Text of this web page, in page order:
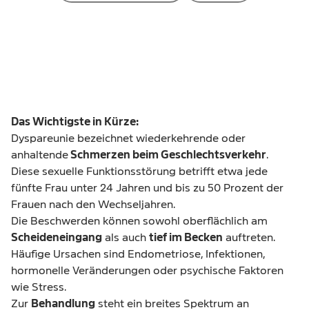
Das Wichtigste in Kürze:
Dyspareunie bezeichnet wiederkehrende oder
anhaltendeSchmerzen beim Geschlechtsverkehr.
Diese sexuelle Funktionsstörung betrifft etwa jede
fünfte Frau unter 24 Jahren und bis zu 50 Prozent der
Frauen nach den Wechseljahren.
Die Beschwerden können sowohl oberflächlich am
Scheideneingang als auch tief im Becken auftreten.
Häufige Ursachen sind Endometriose, Infektionen,
hormonelle Veränderungen oder psychische Faktoren
wie Stress.
Zur Behandlung steht ein breites Spektrum an